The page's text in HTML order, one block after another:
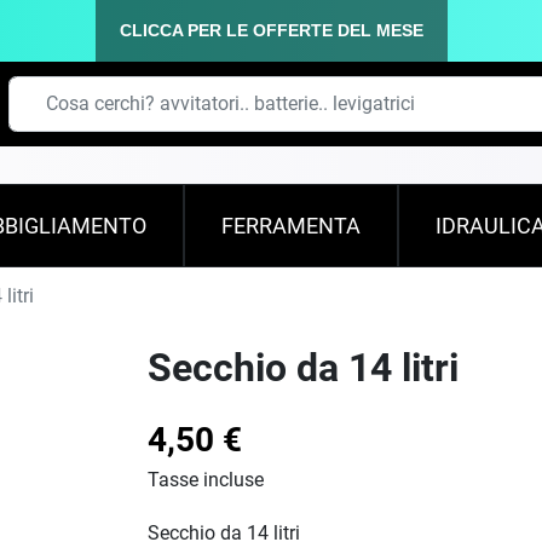
CLICCA PER LE OFFERTE DEL MESE
FERRAMENTA
litri
Secchio da 14 litri
4,50 €
Tasse incluse
Secchio da 14 litri